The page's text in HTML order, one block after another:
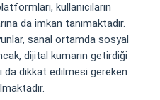
kullanıcıların
da imkan tanımaktadır.
sanal ortamda sosyal
dijital kumarın getirdiği
da dikkat edilmesi gereken